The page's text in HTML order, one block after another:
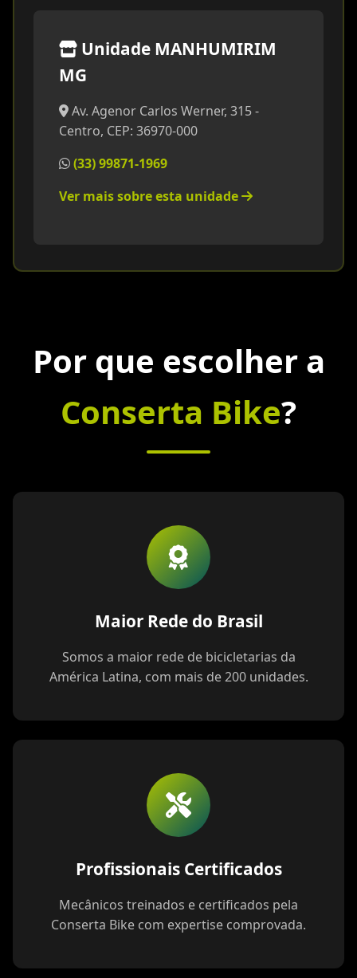
Unidade MANHUMIRIM
MG
Av. Agenor Carlos Werner, 315 -
Centro, CEP: 36970-000
(33) 99871-1969
Ver mais sobre esta unidade
Por que escolher a
Conserta Bike?
Maior Rede do Brasil
Somos a maior rede de bicicletarias da
América Latina, com mais de 200 unidades.
Profissionais Certificados
Mecânicos treinados e certificados pela
Conserta Bike com expertise comprovada.